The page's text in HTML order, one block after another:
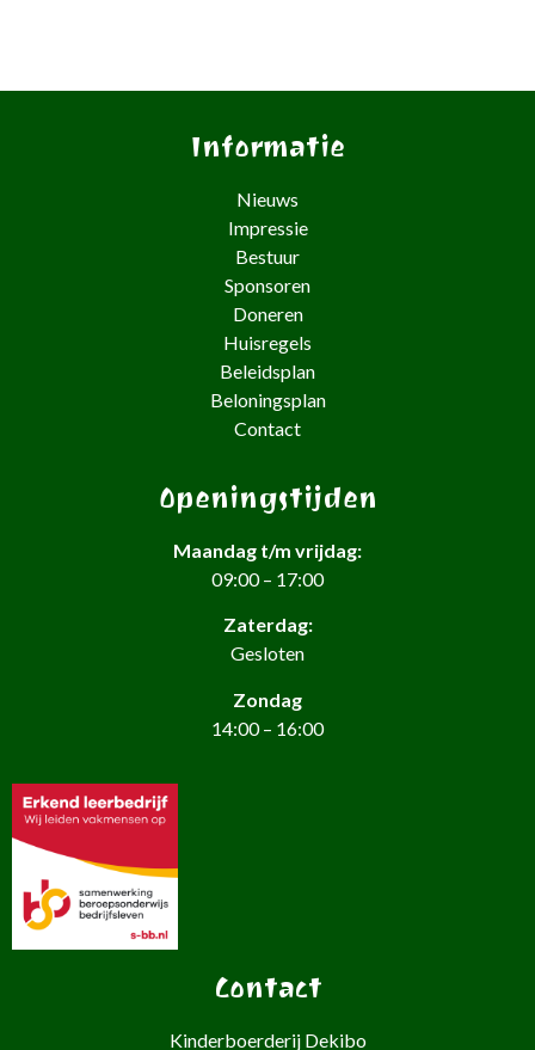
Informatie
Nieuws
Impressie
Bestuur
Sponsoren
Doneren
Huisregels
Beleidsplan
Beloningsplan
Contact
Openingstijden
Maandag t/m vrijdag:
09:00 – 17:00
Zaterdag:
Gesloten
Zondag
14:00 – 16:00
Contact
Kinderboerderij Dekibo